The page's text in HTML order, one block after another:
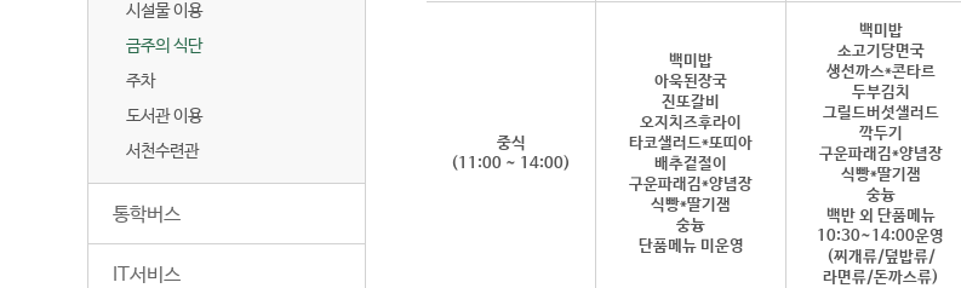
시설물 이용
금주의 식단
주차
도서관 이용
서천수련관
통학버스
IT서비스
중식
(11:00 ~ 14:00)
백미밥
아욱된장국
진또갈비
오지치즈후라이
타코샐러드*또띠아
배추겉절이
구운파래김*양념장
식빵*딸기잼
숭늉
단품메뉴 미운영
백미밥
소고기당면국
생선까스*콘타르
두부김치
그릴드버섯샐러드
깍두기
구운파래김*양념장
식빵*딸기잼
숭늉
백반 외 단품메뉴
10:30~14:00운영
(찌개류/덮밥류/
라면류/돈까스류)